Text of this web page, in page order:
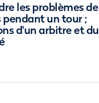
les problèmes de
pendant un tour ;
d'un arbitre et du